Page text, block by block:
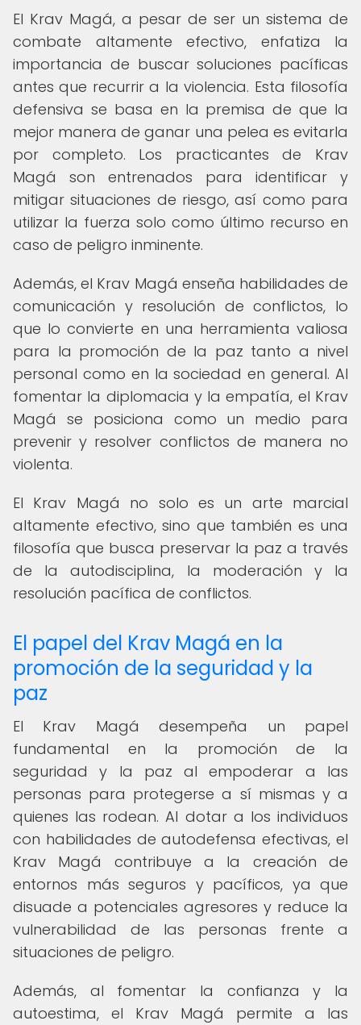
El Krav Magá, a pesar de ser un sistema de
combate altamente efectivo, enfatiza la
importancia de buscar soluciones pacíficas
antes que recurrir a la violencia. Esta filosofía
defensiva se basa en la premisa de que la
mejor manera de ganar una pelea es evitarla
por completo. Los practicantes de Krav
Magá son entrenados para identificar y
mitigar situaciones de riesgo, así como para
utilizar la fuerza solo como último recurso en
caso de peligro inminente.
Además, el Krav Magá enseña habilidades de
comunicación y resolución de conflictos, lo
que lo convierte en una herramienta valiosa
para la promoción de la paz tanto a nivel
personal como en la sociedad en general. Al
fomentar la diplomacia y la empatía, el Krav
Magá se posiciona como un medio para
prevenir y resolver conflictos de manera no
violenta.
El Krav Magá no solo es un arte marcial
altamente efectivo, sino que también es una
filosofía que busca preservar la paz a través
de la autodisciplina, la moderación y la
resolución pacífica de conflictos.
El papel del Krav Magá en la
promoción de la seguridad y la
paz
El Krav Magá desempeña un papel
fundamental en la promoción de la
seguridad y la paz al empoderar a las
personas para protegerse a sí mismas y a
quienes las rodean. Al dotar a los individuos
con habilidades de autodefensa efectivas, el
Krav Magá contribuye a la creación de
entornos más seguros y pacíficos, ya que
disuade a potenciales agresores y reduce la
vulnerabilidad de las personas frente a
situaciones de peligro.
Además, al fomentar la confianza y la
autoestima, el Krav Magá permite a las